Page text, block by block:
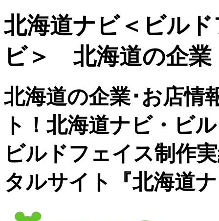
北海道ナビ＜ビル
ビ＞ 北海道の企業
北海道の企業･お店情
ト！北海道ナビ・ビ
ビルドフェイス制作
タルサイト『北海道